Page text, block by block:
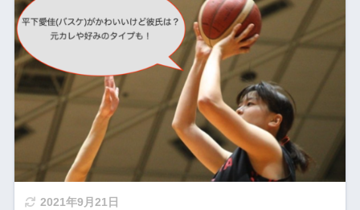
2021年9月21日